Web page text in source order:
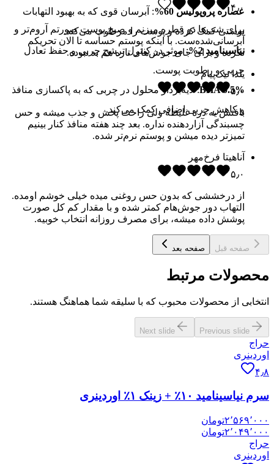
عصاره پروپولیس 60%
: آبرسان قوی که به بهبود التهابات
پوستی کمک کرده و پوست را مرطوب می‌کند.
نیاسینامید 2%
: موثر در کنترل ترشح چربی و حفظ تعادل
چربی و رطوبت پوست.
BHA 0.5%: لایه‌بردار محلول در چربی که به پاکسازی منافذ
و کاهش چربی اضافی کمک می‌کند.
۴٫۰
برای شب‌ها دو قطره میزنم و صبح پوست صورتم آروم‌تر و
آبرسانی‌شده‌ست. با اینکه پوستم حساسه تا الان تحریکم
نکرده و برای جای جوش‌های تازه هم بد نبوده.
یلدا نیک‌پیام
۵٫۰
بافتش یه ذره غلیظه ولی راحت پخش و جذب میشه و حس
چسبندگی آزاردهنده نداره. بعد چند هفته منافذ کنار بینیم
تمیزتر دیده میشن و پوستم نرم‌تر شده.
آناهیتا فرخ‌مهر
۵٫۰
از درخششی که بدون حس روغنی میده خیلی خوشم اومده.
التهاب دور جوش‌هام کمتر شده و با مقدار کم کل صورت
پوشش داده میشه، برای مصرف روزانه انتخاب خوبیه.
صفحه قبل صفحه بعد
محصولات مرتبط
انتخابی از محصولات محبوب که با سلیقه شما هماهنگ هستند.
Previous slide
Next slide
حراج
اوردینری
۴٫۸
سرم نیاسینامید ۱۰٪ + زینک ۱٪ اوردینری
۲٬۵۶۹٬۰۰۰تومان
۲٬۰۴۹٬۰۰۰تومان
حراج
اوردینری